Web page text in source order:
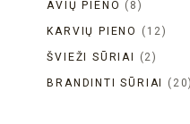
AVIŲ PIENO
8
KARVIŲ PIENO
12
ŠVIEŽI SŪRIAI
2
BRANDINTI SŪRIAI
20